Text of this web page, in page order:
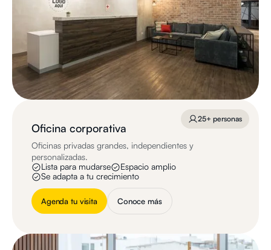
Oficina corporativa
Oficinas privadas grandes, independientes y
personalizadas.
Lista para mudarse
Espacio amplio
Se adapta a tu crecimiento
Agenda tu visita Conoce más
25+ personas